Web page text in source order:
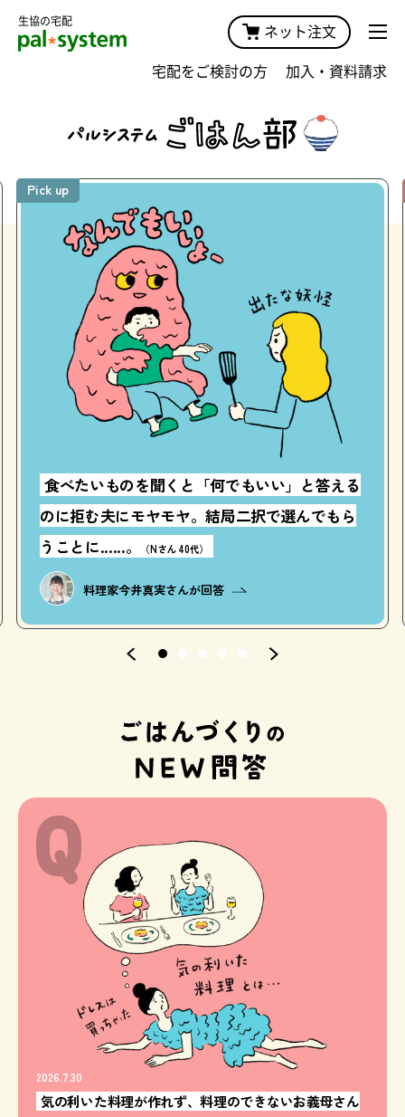
生協の宅配
ネット注文
宅配をご検討の方 加入・資料請求
Pick up
食べたいものを聞くと「何でもいい」と答える
のに拒む夫にモヤモヤ。結局二択で選んでもら
うことに......。
（Nさん 40代）
料理家今井真実さんが回答
2026.7.30
気の利いた料理が作れず、料理のできないお義母さん